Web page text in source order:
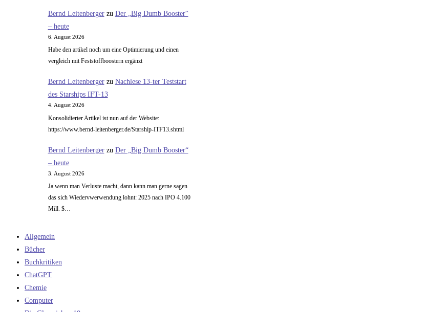
Bernd Leitenbergerzu Der „Big Dumb Booster“
– heute
6. August 2026
Habe den artikel noch um eine Optimierung und einen
vergleich mit Feststoffboostern ergänzt
Bernd Leitenbergerzu Nachlese 13-ter Teststart
des Starships IFT-13
4. August 2026
Konsolidierter Artikel ist nun auf der Website:
https://www.bernd-leitenberger.de/Starship-ITF13.shtml
Bernd Leitenbergerzu Der „Big Dumb Booster“
– heute
3. August 2026
Ja wenn man Verluste macht, dann kann man gerne sagen
das sich Wiedervwerwendung lohnt: 2025 nach IPO 4.100
Mill. $…
Allgemein
Bücher
Buchkritiken
ChatGPT
Chemie
Computer